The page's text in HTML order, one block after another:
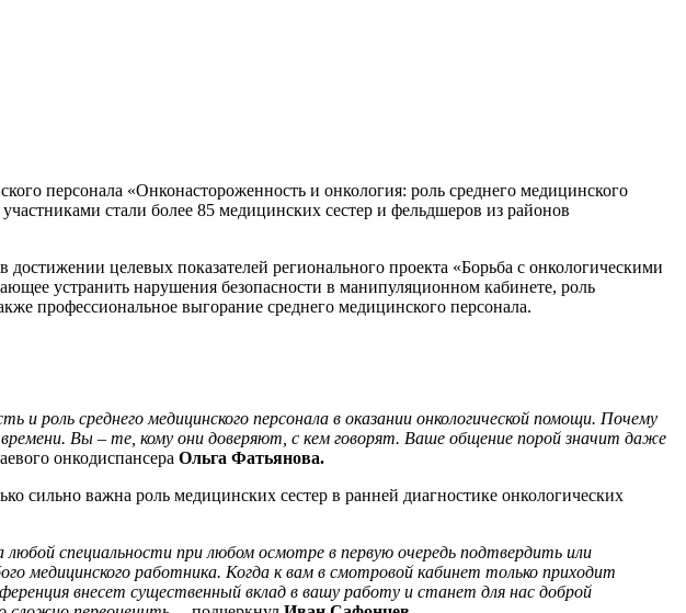
персонала «Онконастороженность и онкология: роль среднего медицинского
стали более 85 медицинских сестер и фельдшеров из районов
целевых показателей регионального проекта «Борьба с онкологическими
устранить нарушения безопасности в манипуляционном кабинете, роль
профессиональное выгорание среднего медицинского персонала.
среднего медицинского персонала в оказании онкологической помощи. Почему
Вы – те, кому они доверяют, с кем говорят. Ваше общение порой значит даже
онкодиспансера Ольга Фатьянова.
сильно важна роль медицинских сестер в ранней диагностике онкологических
специальности при любом осмотре в первую очередь подтвердить или
медицинского работника. Когда к вам в смотровой кабинет только приходит
внесет существенный вклад в вашу работу и станет для нас доброй